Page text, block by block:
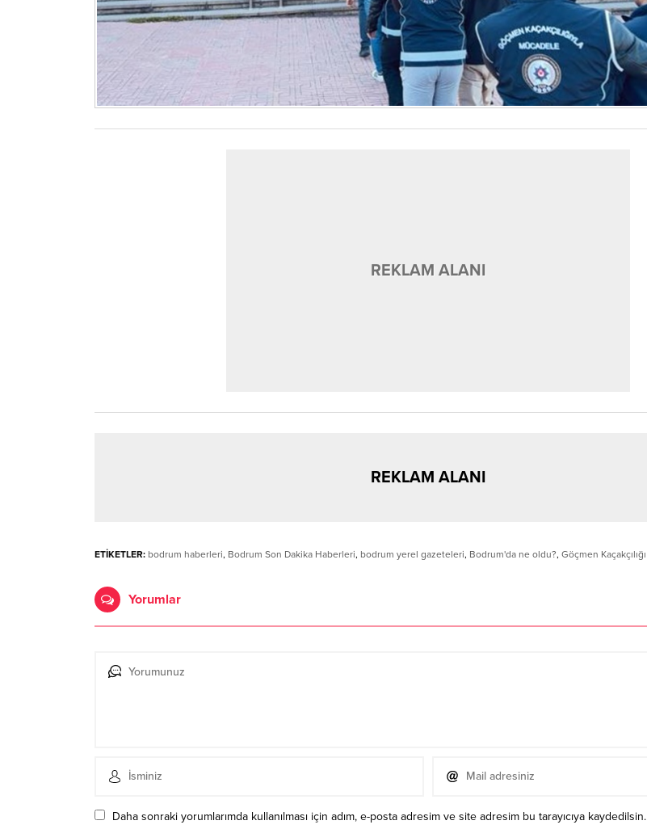
REKLAM ALANI
REKLAM ALANI
ETİKETLER: bodrum haberleri, Bodrum Son Dakika Haberleri, bodrum yerel gazeteleri, Bodrum'da ne oldu?, Göçmen Kaçakçılığı
Yorumlar
Daha sonraki yorumlarımda kullanılması için adım, e-posta adresim ve site adresim bu tarayıcıya kaydedilsin.